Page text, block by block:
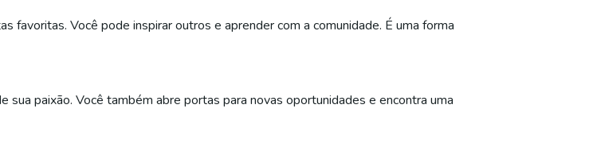
favoritas. Você pode inspirar outros e aprender com a comunidade. É uma forma
sua paixão. Você também abre portas para novas oportunidades e encontra uma